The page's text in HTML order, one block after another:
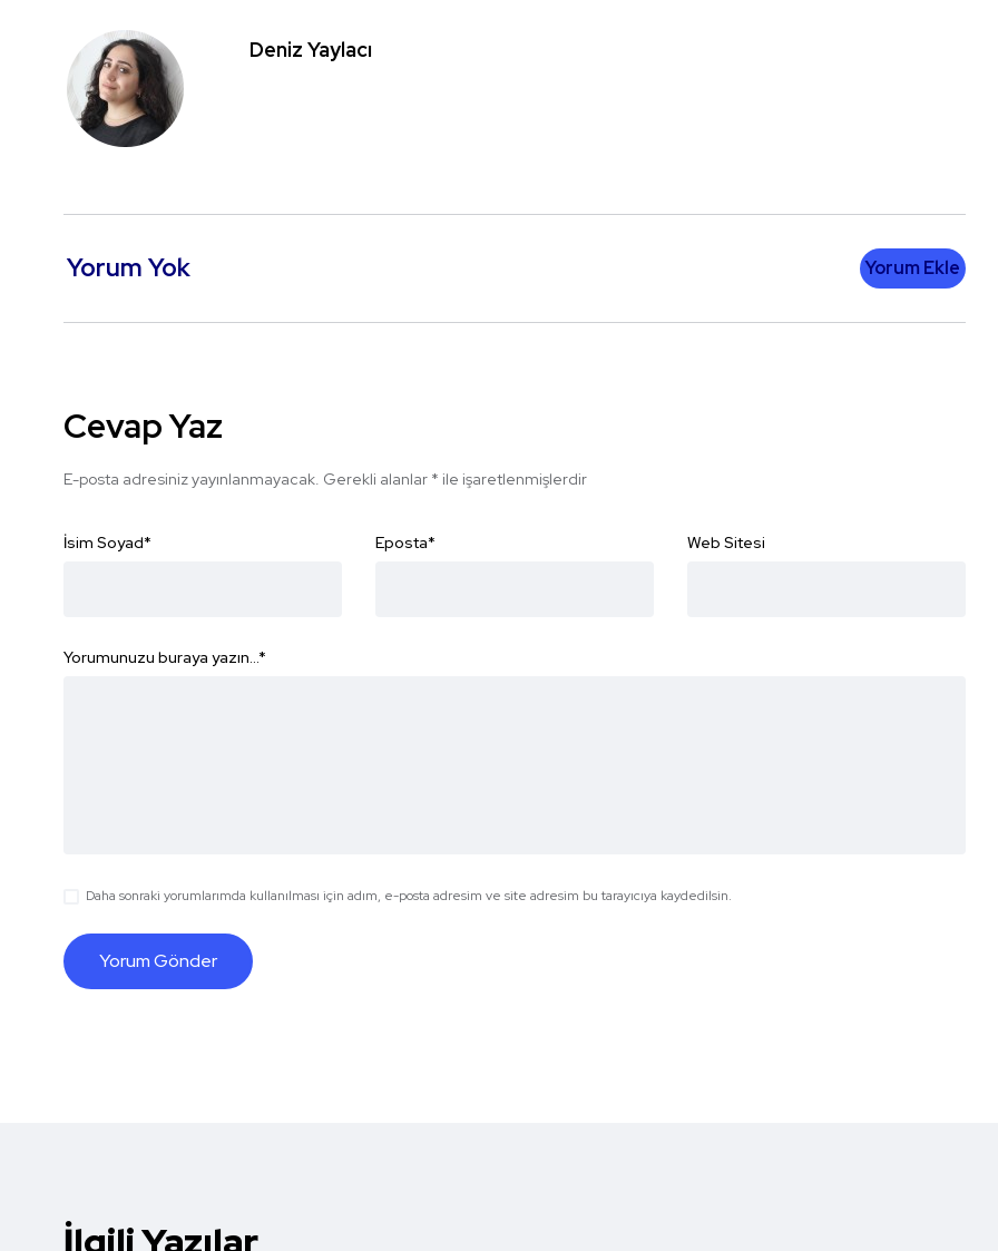
Deniz Yaylacı
Yorum Yok Yorum Ekle
Cevap Yaz
E-posta adresiniz yayınlanmayacak. Gerekli alanlar * ile işaretlenmişlerdir
İsim Soyad* Eposta* Web Sitesi
Yorumunuzu buraya yazın...*
Daha sonraki yorumlarımda kullanılması için adım, e-posta adresim ve site adresim bu tarayıcıya kaydedilsin.